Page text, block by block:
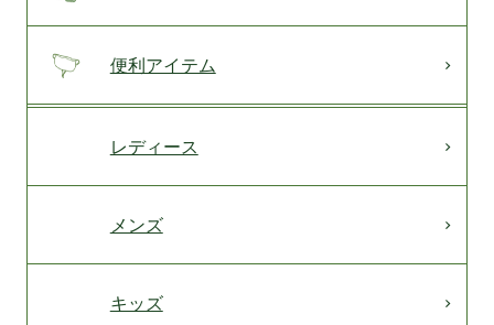
便利アイテム
レディース
メンズ
キッズ